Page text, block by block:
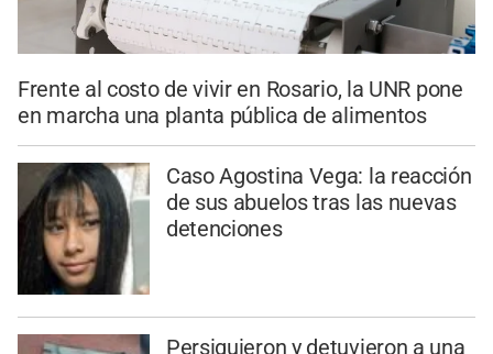
Frente al costo de vivir en Rosario, la UNR pone
en marcha una planta pública de alimentos
Caso Agostina Vega: la reacción
de sus abuelos tras las nuevas
detenciones
Persiguieron y detuvieron a una